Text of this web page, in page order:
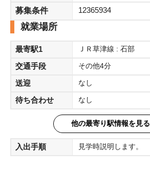
募集条件 12365934
就業場所
最寄駅1 ＪＲ草津線 : 石部
交通手段 その他4分
送迎 なし
待ち合わせ なし
他の最寄り駅情報を見る
入出手順 見学時説明します。